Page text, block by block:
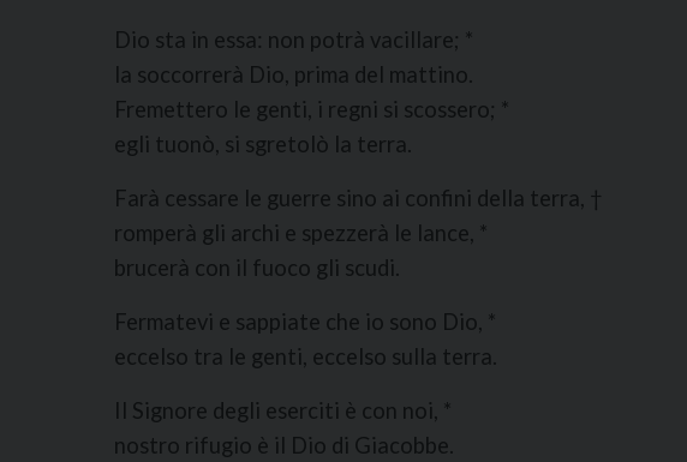
Dio sta in essa: non potrà vacillare; *
la soccorrerà Dio, prima del mattino.
Fremettero le genti, i regni si scossero; *
egli tuonò, si sgretolò la terra.
Farà cessare le guerre sino ai confini della terra, †
romperà gli archi e spezzerà le lance, *
brucerà con il fuoco gli scudi.
Fermatevi e sappiate che io sono Dio, *
eccelso tra le genti, eccelso sulla terra.
Il Signore degli eserciti è con noi, *
nostro rifugio è il Dio di Giacobbe.